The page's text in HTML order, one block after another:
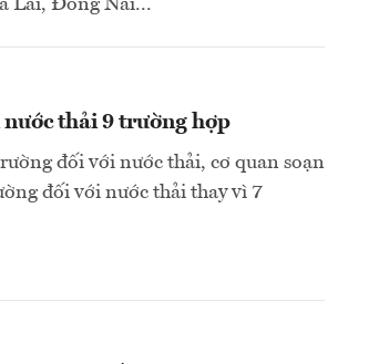
Lai, Đồng Nai...
thải 9 trường hợp
đối với nước thải, cơ quan soạn
đối với nước thải thay vì 7